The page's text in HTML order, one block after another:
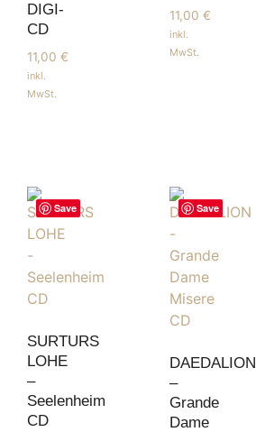
DIGI-
CD
11,00 €
inkl.
MwSt.
11,00€
inkl.
MwSt.
Save
SURTURS
LOHE
–
Seelenheim
CD
Save
DAEDALION
–
Grande
Dame